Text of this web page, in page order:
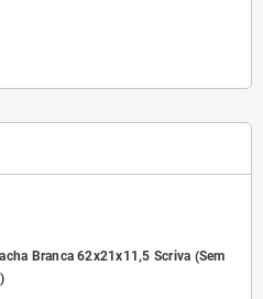
Branca 62x21x11,5 Scriva (Sem